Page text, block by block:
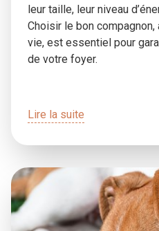
leur taille, leur niveau
Choisir le bon
vie, est essentiel pour
de votre foyer.
Lire la suite